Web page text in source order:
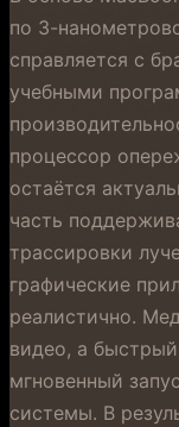
по 3-
справляется с
учебными
процессор
остаётся
часть
трассировки
графические
реалистично.
видео, а быстрый
мгновенный
системы. В